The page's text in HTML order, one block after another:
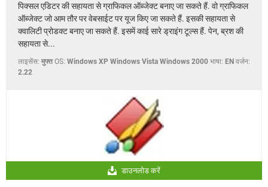
पिक्सल एडिटर की सहायता से ग्राफिकल ऑब्जेक्ट बनाए जा सकते हैं. वो ग्राफिकल
ऑब्जेक्ट जो आम तौर पर वेबसाईट पर यूज किए जा सकते हैं. इसकी सहायता से
क्वालिटी प्रोडक्ट बनाए जा सकते हैं. इसमें काई सारे ड्राइंग टूल्स हैं. पेन, ब्रश की
सहायता से...
लाइसेंस: मुफ्त OS: Windows XP Windows Vista Windows 2000 भाषा: EN वर्जन:
2.22
डाउनलोड करें